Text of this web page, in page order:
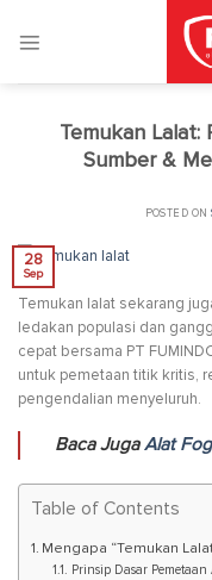
Temukan Lalat:
Sumber &
POSTED ON
28
Sep
Temukan lalat sekarang
ledakan populasi dan
cepat bersama PT
untuk pemetaan titik kritis,
pengendalian menyeluruh.
Baca JugaAlat
Table of Contents
Mengapa “Temukan
Prinsip Dasar Pemetaan